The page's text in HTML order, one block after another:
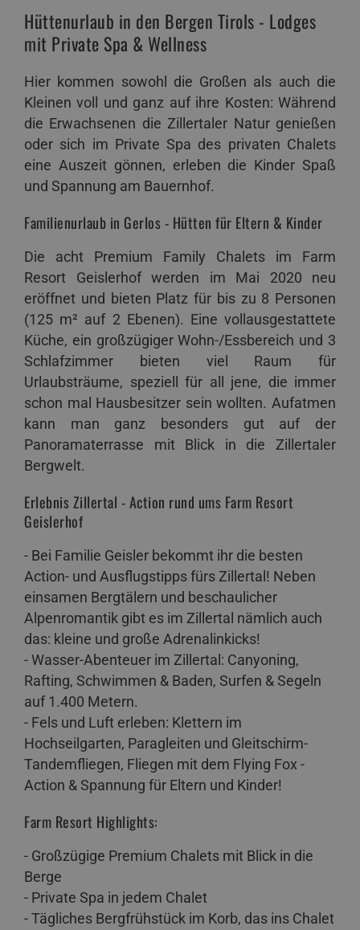
Hüttenurlaub in den Bergen Tirols - Lodges
mit Private Spa & Wellness
Hier kommen sowohl die Großen als auch die
Kleinen voll und ganz auf ihre Kosten: Während
die Erwachsenen die Zillertaler Natur genießen
oder sich im Private Spa des privaten Chalets
eine Auszeit gönnen, erleben die Kinder Spaß
und Spannung am Bauernhof.
Familienurlaub in Gerlos - Hütten für Eltern & Kinder
Die acht Premium Family Chalets im Farm
Resort Geislerhof werden im Mai 2020 neu
eröffnet und bieten Platz für bis zu 8 Personen
(125 m² auf 2 Ebenen). Eine vollausgestattete
Küche, ein großzügiger Wohn-/Essbereich und 3
Schlafzimmer bieten viel Raum für
Urlaubsträume, speziell für all jene, die immer
schon mal Hausbesitzer sein wollten. Aufatmen
kann man ganz besonders gut auf der
Panoramaterrasse mit Blick in die Zillertaler
Bergwelt.
Erlebnis Zillertal - Action rund ums Farm Resort
Geislerhof
- Bei Familie Geisler bekommt ihr die besten
Action- und Ausflugstipps fürs Zillertal! Neben
einsamen Bergtälern und beschaulicher
Alpenromantik gibt es im Zillertal nämlich auch
das: kleine und große Adrenalinkicks!
- Wasser-Abenteuer im Zillertal: Canyoning,
Rafting, Schwimmen & Baden, Surfen & Segeln
auf 1.400 Metern.
- Fels und Luft erleben: Klettern im
Hochseilgarten, Paragleiten und Gleitschirm-
Tandemfliegen, Fliegen mit dem Flying Fox -
Action & Spannung für Eltern und Kinder!
Farm Resort Highlights:
- Großzügige Premium Chalets mit Blick in die
Berge
- Private Spa in jedem Chalet
- Tägliches Bergfrühstück im Korb, das ins Chalet